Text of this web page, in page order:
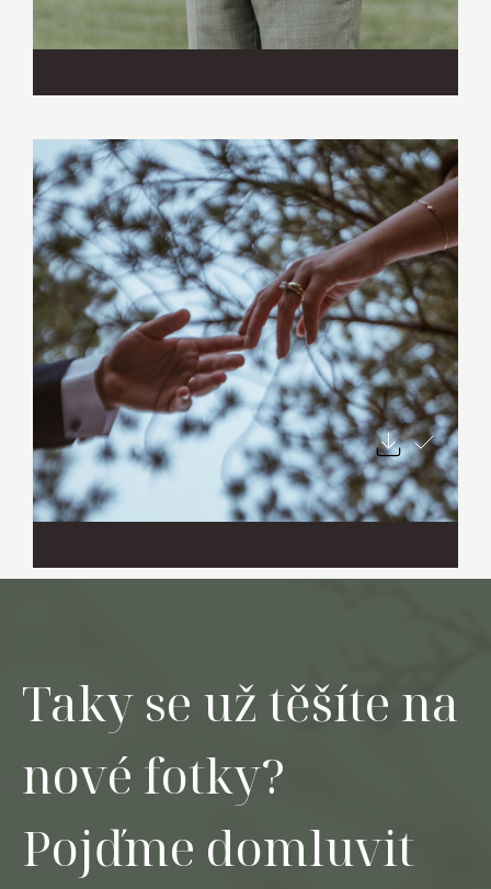
Taky se už těšíte na
nové fotky?
Pojďme domluvit